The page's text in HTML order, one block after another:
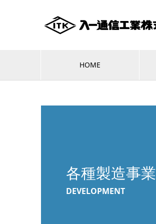
HOME
各種製造事業
DEVELOPMENT